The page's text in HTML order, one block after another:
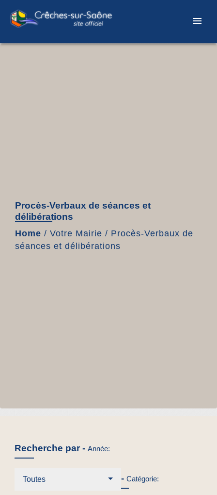
menu
Procès-Verbaux de séances et
délibérations
Home / Votre Mairie / Procès-Verbaux de
séances et délibérations
Recherche par - Année:
Toutes - Catégorie: